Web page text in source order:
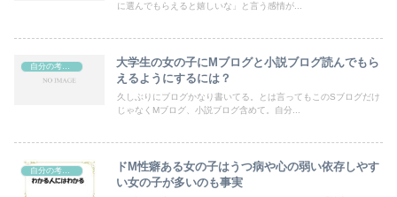
に選んでもらえると嬉しいな」と言う感情が...
自分の考えや日記など（ブログ）
大学生の女の子にMブログと小説ブログ読んでもら
えるようにするには？
久しぶりにブログかなり書いてる。とは言ってもこのSブログだけ
じゃなくMブログ、小説ブログ含めて。自分...
自分の考えや日記など（ブログ）
ドM性癖ある女の子はうつ病や心の弱い依存しやす
い女の子が多いのも事実